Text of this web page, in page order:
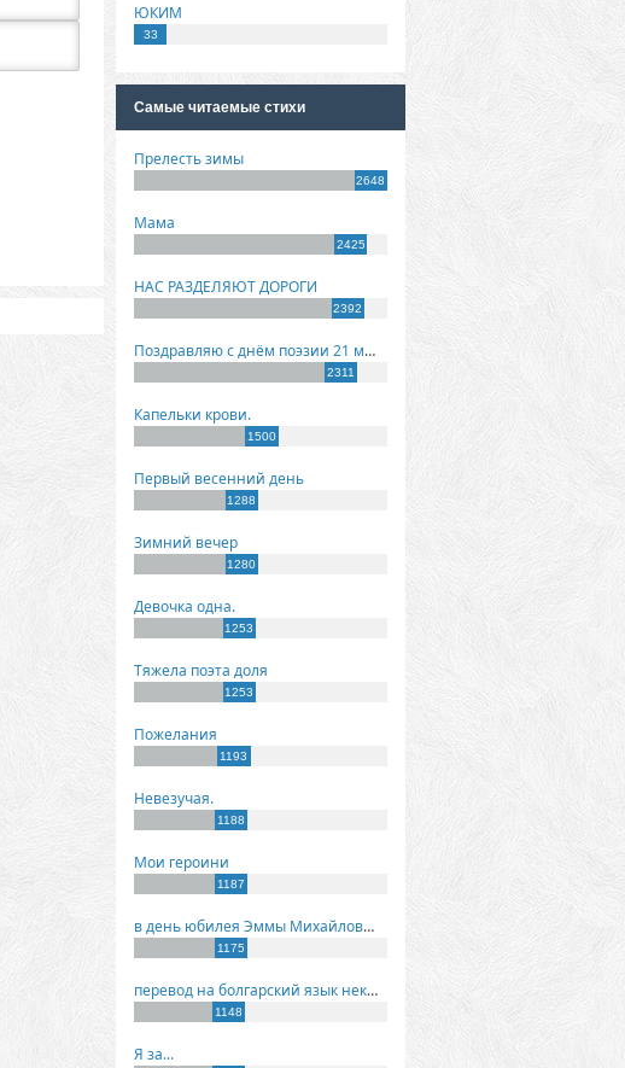
ЮКИМ
33
Самые читаемые стихи
Прелесть зимы
2648
Мама
2425
НАС РАЗДЕЛЯЮТ ДОРОГИ
2392
Поздравляю с днём поэзии 21 марта!
2311
Капельки крови.
1500
Первый весенний день
1288
Зимний вечер
1280
Девочка одна.
1253
Тяжела поэта доля
1253
Пожелания
1193
Невезучая.
1188
Мои героини
1187
в день юбилея Эммы Михайловны Киселевой
1175
перевод на болгарский язык некоторых моих стихов
1148
Я за...